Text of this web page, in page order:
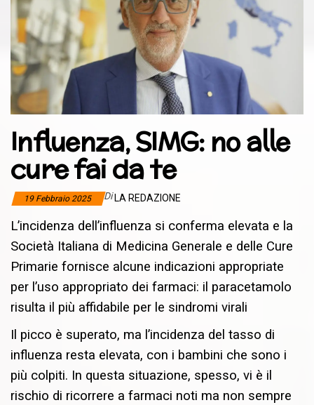
Influenza, SIMG: no alle
cure fai da te
19 Febbraio 2025 Di LA REDAZIONE
L’incidenza dell’influenza si conferma elevata e la
Società Italiana di Medicina Generale e delle Cure
Primarie fornisce alcune indicazioni appropriate
per l’uso appropriato dei farmaci: il paracetamolo
risulta il più affidabile per le sindromi virali
Il picco è superato, ma l’incidenza del tasso di
influenza resta elevata, con i bambini che sono i
più colpiti. In questa situazione, spesso, vi è il
rischio di ricorrere a farmaci noti ma non sempre